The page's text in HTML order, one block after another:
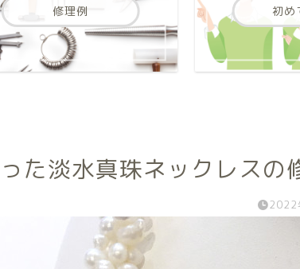
修理例 初め
た淡水真珠ネックレスの
2022